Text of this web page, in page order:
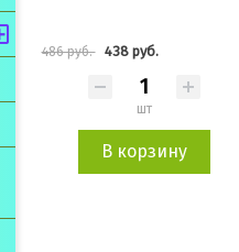
421 руб. 379 руб.
шт
В корзину